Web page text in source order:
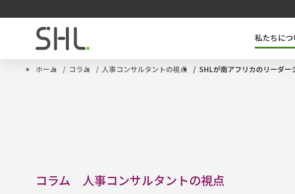
私たちにつ
ホーム コラム 人事コンサルタントの視点 SHLが南アフリカのリーダー
コラム 人事コンサルタントの視点